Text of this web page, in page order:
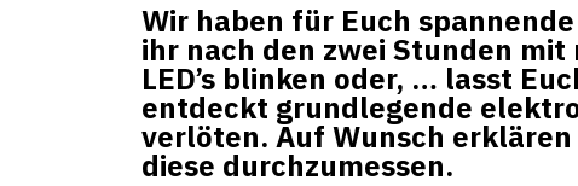
Wir haben für Euch
ihr nach den zwei Stunden
LED’s blinken oder, … lasst
entdeckt grundlegende
verlöten. Auf Wunsch
diese durchzumessen.